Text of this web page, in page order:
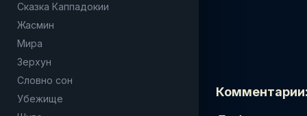
Сказка Каппадокии
Жасмин
Мира
Зерхун
Словно сон
Убежище